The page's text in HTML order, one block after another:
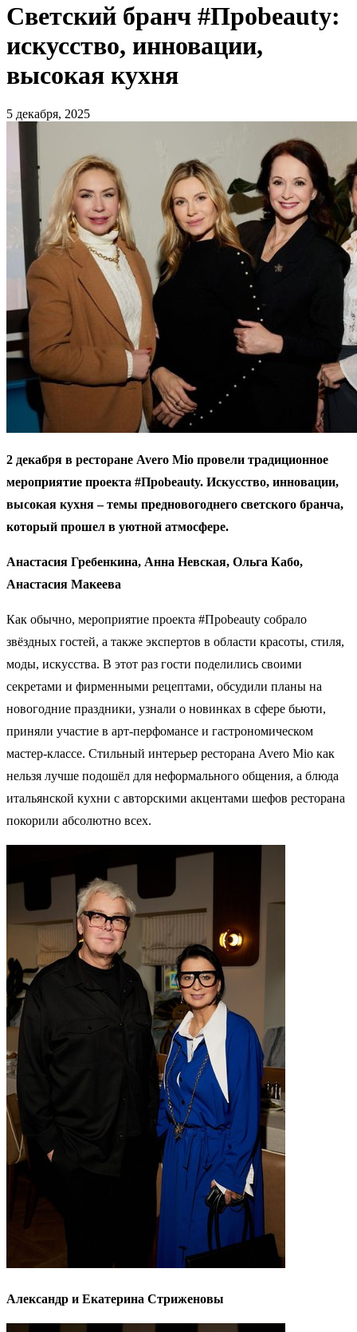
Светский бранч #Проbeauty:
искусство, инновации,
высокая кухня
5 декабря, 2025
2 декабря в ресторане Avero Mio провели традиционное
мероприятие проекта #Проbeauty. Искусство, инновации,
высокая кухня – темы предновогоднего светского бранча,
который прошел в уютной атмосфере.
Анастасия Гребенкина, Анна Невская, Ольга Кабо,
Анастасия Макеева
Как обычно, мероприятие проекта #Проbeauty собрало
звёздных гостей, а также экспертов в области красоты, стиля,
моды, искусства. В этот раз гости поделились своими
секретами и фирменными рецептами, обсудили планы на
новогодние праздники, узнали о новинках в сфере бьюти,
приняли участие в арт-перфомансе и гастрономическом
мастер-классе. Стильный интерьер ресторана Avero Mio как
нельзя лучше подошёл для неформального общения, а блюда
итальянской кухни с авторскими акцентами шефов ресторана
покорили абсолютно всех.
Александр и Екатерина Стриженовы